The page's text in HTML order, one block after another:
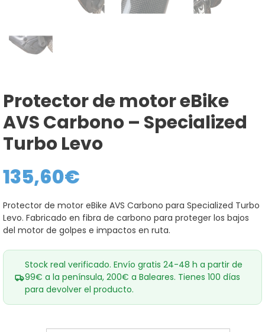
Protector de motor eBike
AVS Carbono – Specialized
Turbo Levo
135,60€
Protector de motor eBike AVS Carbono para Specialized Turbo
Levo. Fabricado en fibra de carbono para proteger los bajos
del motor de golpes e impactos en ruta.
Stock real verificado. Envío gratis 24-48 h a partir de
99€ a la península, 200€ a Baleares. Tienes 100 días
para devolver el producto.